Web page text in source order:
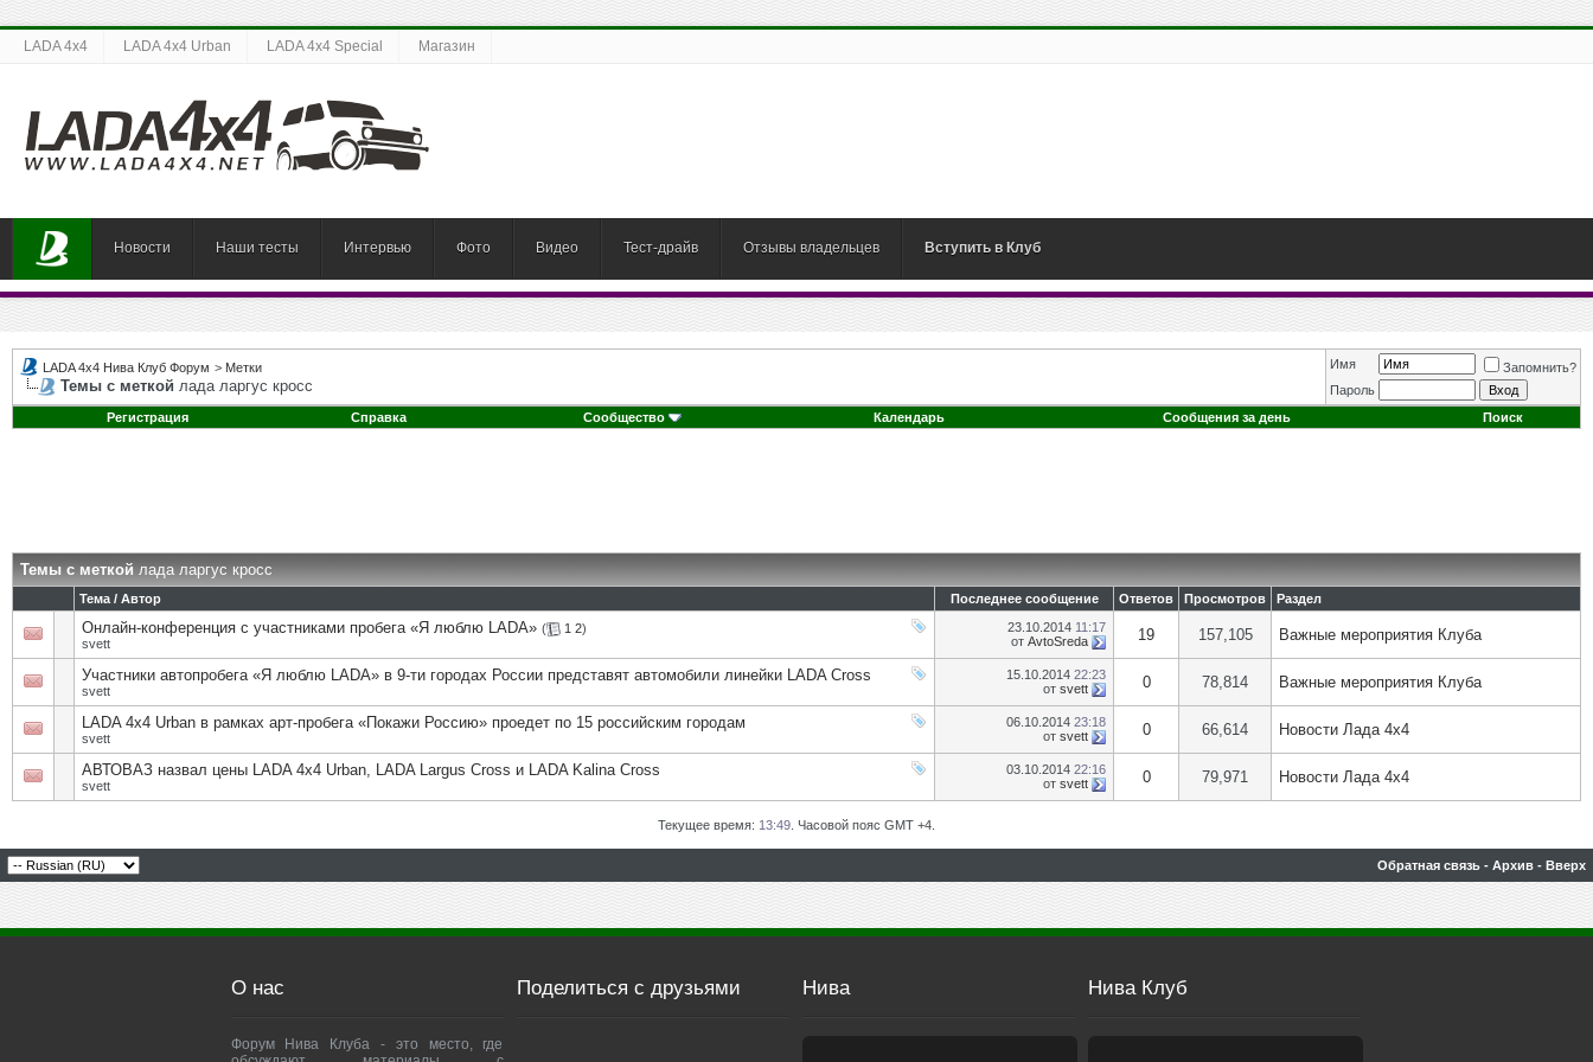
LADA 4x4 LADA 4x4 Urban LADA 4x4 Special Магазин
Новости Наши тесты Интервью Фото Видео Тест-драйв Отзывы владельцев Вступить в Клуб
LADA 4x4 Нива Клуб Форум > Метки
Темы с меткой лада ларгус кросс
Имя
Запомнить?
Пароль
Регистрация
Справка Сообщество Календарь Сообщения за день Поиск
Темы с меткойлада ларгус кросс
Тема / Автор Последнее сообщение Ответов Просмотров Раздел
Онлайн-конференция с участниками пробега «Я люблю LADA» ( 1 2)
svett
23.10.2014 11:17
от AvtoSreda 19 157,105 Важные мероприятия Клуба
Участники автопробега «Я люблю LADA» в 9-ти городах России представят автомобили линейки LADA Cross
svett
15.10.2014 22:23
от svett 0 78,814 Важные мероприятия Клуба
LADA 4х4 Urban в рамках арт-пробега «Покажи Россию» проедет по 15 российским городам
svett
06.10.2014 23:18
от svett 0 66,614 Новости Лада 4х4
АВТОВАЗ назвал цены LADA 4х4 Urban, LADA Largus Cross и LADA Kalina Cross
svett
03.10.2014 22:16
от svett 0 79,971 Новости Лада 4х4
Текущее время: 13:49 . Часовой пояс GMT +4.
Обратная связь - Архив - Вверх
О нас
Форум Нива Клуба - это место, где
Поделиться с друзьями Нива Нива Клуб